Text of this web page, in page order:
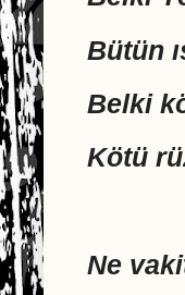
Bütün
Belki
Kötü
Ne